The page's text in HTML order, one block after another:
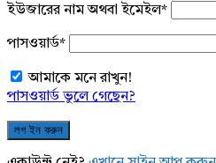
ইউজারের নাম অথবা ইমেইল*
পাসওয়ার্ড*
আমাকে মনে রাখুন!
পাসওয়ার্ড ভুলে গেছেন?